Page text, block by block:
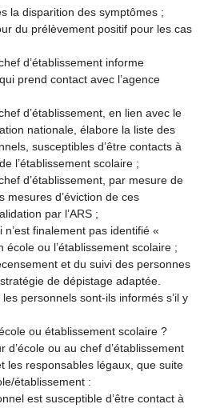
la disparition des symptômes ;
du prélèvement positif pour les cas
d’établissement informe
prend contact avec l’agence
d’établissement, en lien avec le
nationale, élabore la liste des
susceptibles d’être contacts à
l’établissement scolaire ;
d’établissement, par mesure de
mesures d’éviction de ces
par l’ARS ;
n’est finalement pas identifié «
ou l’établissement scolaire ;
et du suivi des personnes
de dépistage adaptée.
personnels sont-ils informés s’il y
ou établissement scolaire ?
ou au chef d’établissement
les responsables légaux, que suite
établissement :
est susceptible d’être contact à